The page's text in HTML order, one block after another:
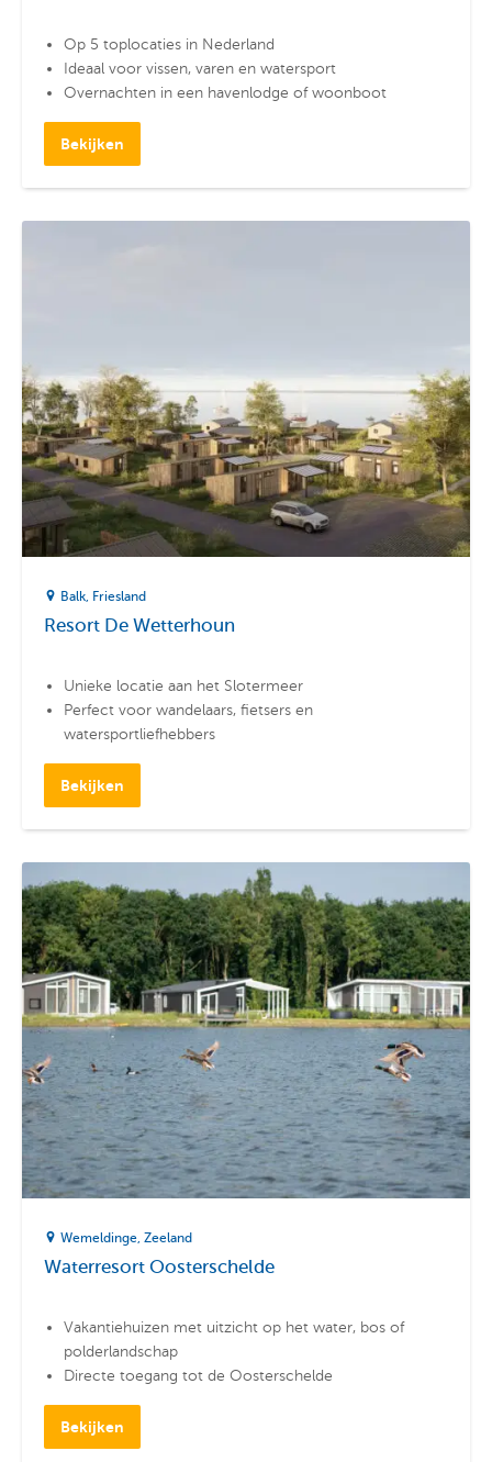
Op 5 toplocaties in Nederland
Ideaal voor vissen, varen en watersport
Overnachten in een havenlodge of woonboot
Bekijken
Balk Friesland
Resort De Wetterhoun
Unieke locatie aan het Slotermeer
Perfect voor wandelaars, fietsers en
watersportliefhebbers
personen
Bekijken
Wemeldinge Zeeland
Waterresort Oosterschelde
Vakantiehuizen met uitzicht op het water, bos of
polderlandschap
Directe toegang tot de Oosterschelde
Bekijken